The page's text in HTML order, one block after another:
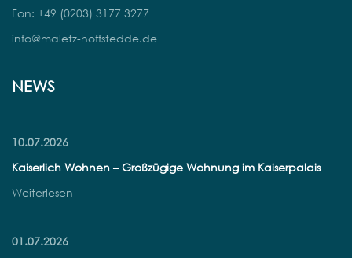
Fon: +49 (0203) 3177 3277
info@maletz-hoffstedde.de
NEWS
10.07.2026
Kaiserlich Wohnen – Großzügige Wohnung im Kaiserpalais
Weiterlesen
01.07.2026